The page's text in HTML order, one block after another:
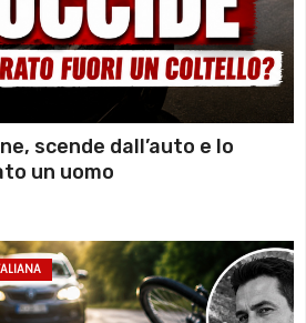
scende dall’auto e lo
un uomo